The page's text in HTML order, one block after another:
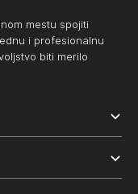
mestu spojiti
i profesionalnu
biti merilo